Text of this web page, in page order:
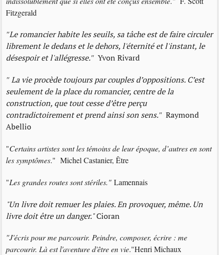
Fitzgerald
"Le romancier habite les seuils, sa tâche est de faire circuler
librement le dedans et le dehors, l'éternité et l'instant, le
désespoir et l'allégresse." Yvon Rivard
"La vie procède toujours par couples d’oppositions. C’est
seulement de la place du romancier, centre de la
construction, que tout cesse d’être perçu
contradictoirement et prend ainsi son sens." Raymond
Abellio
"Certains artistes sont les témoins de leur époque, d’autres en sont
les symptômes." Michel Castanier, Être
"Les grandes routes sont stériles." Lamennais
"Un livre doit remuer les plaies. En provoquer, même. Un
livre doit être un danger."Cioran
"J'écris pour me parcourir. Peindre, composer, écrire : me
parcourir. Là est l'aventure d'être en vie."Henri Michaux